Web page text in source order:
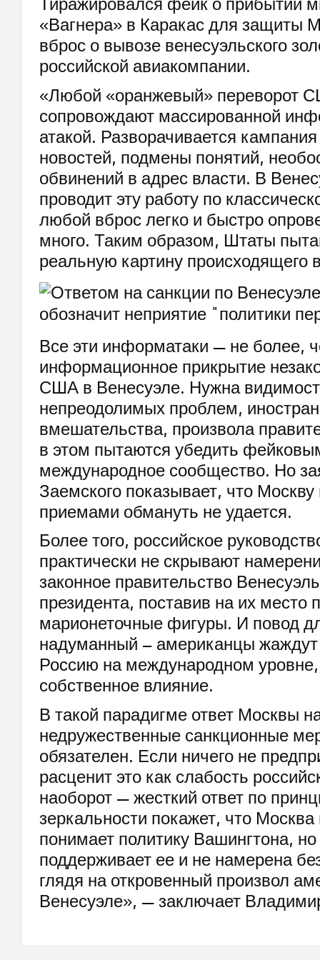
«Вагнера» в Каракас для защиты
вброс о вывозе венесуэльского
российской авиакомпании.
«Любой «оранжевый» переворот
сопровождают массированной
атакой. Разворачивается
новостей, подмены понятий,
обвинений в адрес власти. В
проводит эту работу по
любой вброс легко и быстро
много. Таким образом, Штаты
реальную картину происходящего
Все эти информатаки — не более,
информационное прикрытие
США в Венесуэле. Нужна
непреодолимых проблем,
вмешательства, произвола
в этом пытаются убедить
международное сообщество. Но
Заемского показывает, что
приемами обмануть не удается.
Более того, российское
практически не скрывают
законное правительство
президента, поставив на их место
марионеточные фигуры. И повод
надуманный – американцы жаждут
Россию на международном
собственное влияние.
В такой парадигме ответ Москвы
недружественные санкционные
обязателен. Если ничего не
расценит это как слабость
наоборот — жесткий ответ по
зеркальности покажет, что Москва
понимает политику Вашингтона,
поддерживает ее и не намерена
глядя на откровенный произвол
Венесуэле», — заключает